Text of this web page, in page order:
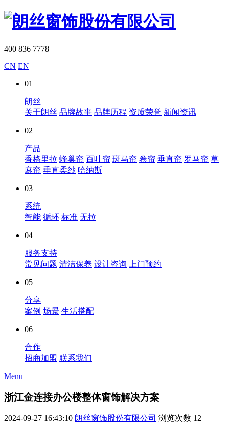
400 836 7778
CN EN
01
朗丝
关于朗丝 品牌故事 品牌历程 资质荣誉 新闻资讯
02
产品
香格里拉 蜂巢帘 百叶帘 斑马帘 卷帘 垂直帘 罗马帘 草
麻帘 垂直柔纱 哈纳斯
03
系统
智能 循环 标准 无拉
04
服务支持
常见问题 清洁保养 设计咨询 上门预约
05
分享
案例 场景 生活搭配
06
合作
招商加盟 联系我们
Menu
浙江金连接办公楼整体窗饰解决方案
2024-09-27 16:43:10 朗丝窗饰股份有限公司 浏览次数 12